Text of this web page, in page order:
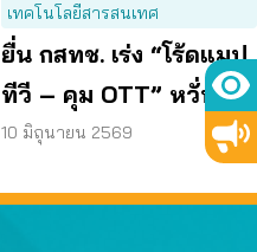
เทคโนโลยีสารสนเทศ
ยื่น กสทช. เร่ง “โร้ดแมป
ทีวี – คุม OTT” หวั่นจอ
ดับ ซ้ำเติมกลุ่มเปราะบาง
10 มิถุนายน 2569